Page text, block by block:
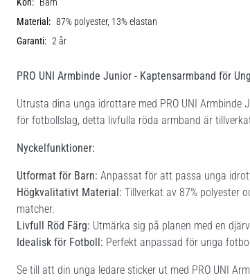
Kön: Barn
Material: 87% polyester, 13% elastan
Garanti: 2 år
PRO UNI Armbinde Junior - Kaptensarmband för
Utrusta dina unga idrottare med PRO UNI
för fotbollslag, detta livfulla röda armband är
Nyckelfunktioner:
Utformat för Barn: Anpassat för att passa unga
Högkvalitativt Material: Tillverkat av 87% polyester
matcher.
Livfull Röd Färg: Utmärka sig på planen med en
Idealisk för Fotboll: Perfekt anpassad för unga
Se till att din unga ledare sticker ut med PRO UNI